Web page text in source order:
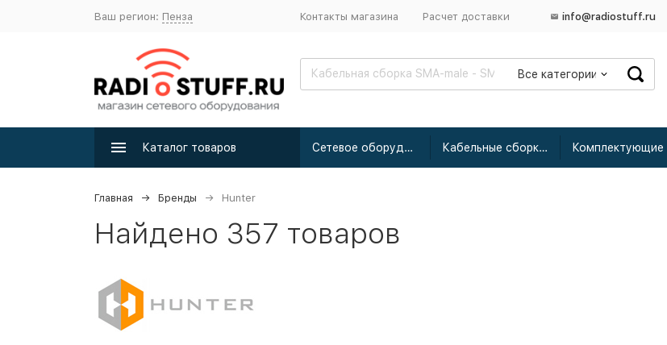
Ваш регион: Пенза Контакты магазина Расчет доставки info@radiostuff.ru
Все категории
Каталог товаров Сетевое оборудование Кабельные сборки радиочастотные
Главная Бренды Hunter
Найдено 357 товаров